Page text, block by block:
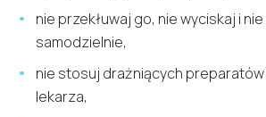
nie przekłuwaj go, nie wyciskaj i
samodzielnie,
nie stosuj drażniących
lekarza,